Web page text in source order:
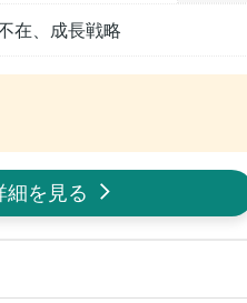
在、成長戦略
細を見る